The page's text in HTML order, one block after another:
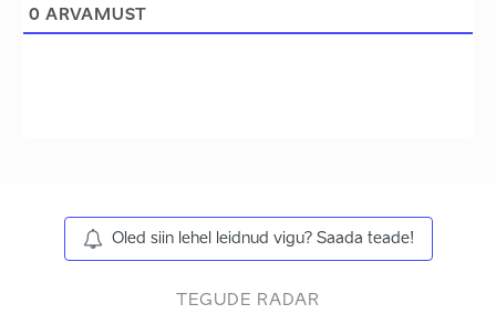
0 ARVAMUST
Oled siin lehel leidnud vigu? Saada teade!
TEGUDE RADAR